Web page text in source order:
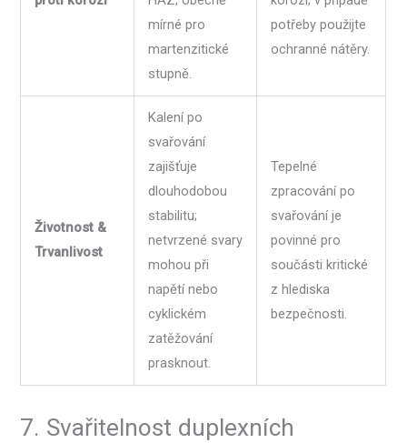
mírné pro
martenzitické
stupně.
potřeby použijte
ochranné nátěry.
Životnost &
Trvanlivost
Kalení po
svařování
zajišťuje
dlouhodobou
stabilitu;
netvrzené svary
mohou při
napětí nebo
cyklickém
zatěžování
prasknout.
Tepelné
zpracování po
svařování je
povinné pro
součásti kritické
z hlediska
bezpečnosti.
7. Svařitelnost duplexních